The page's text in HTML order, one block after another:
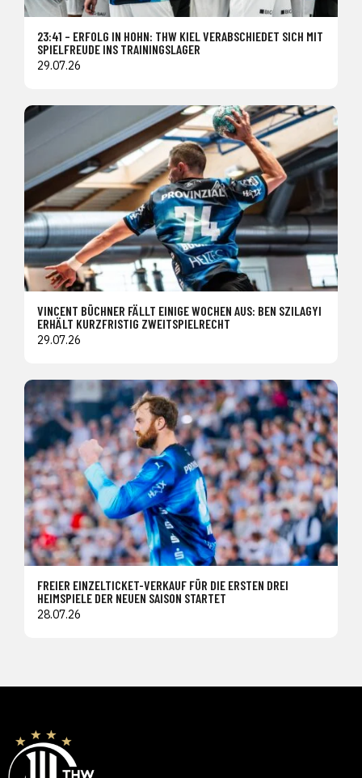
23:41 – ERFOLG IN HOHN: THW KIEL VERABSCHIEDET SICH MIT
SPIELFREUDE INS TRAININGSLAGER
29.07.26
VINCENT BÜCHNER FÄLLT EINIGE WOCHEN AUS: BEN SZILAGYI
ERHÄLT KURZFRISTIG ZWEITSPIELRECHT
29.07.26
FREIER EINZELTICKET-VERKAUF FÜR DIE ERSTEN DREI
HEIMSPIELE DER NEUEN SAISON STARTET
28.07.26